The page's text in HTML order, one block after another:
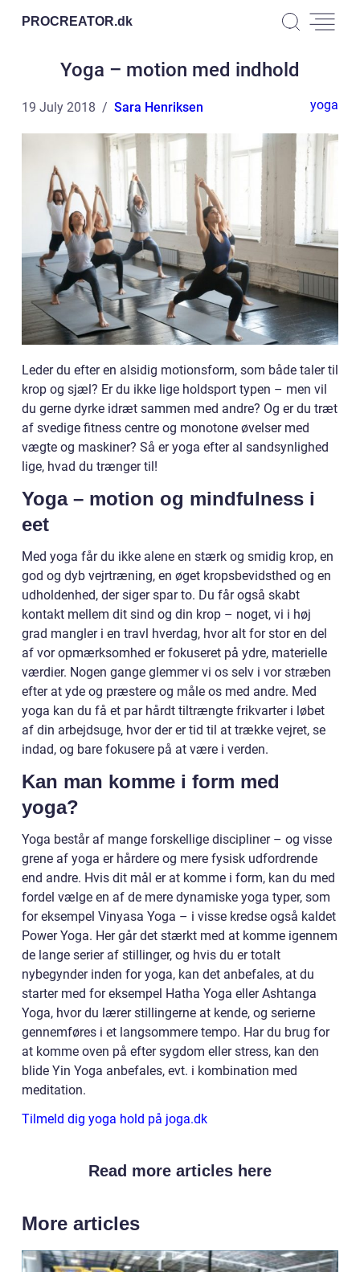
PROCREATOR.dk
Yoga – motion med indhold
19 July 2018 Sara Henriksen yoga
Leder du efter en alsidig motionsform, som både taler til
krop og sjæl? Er du ikke lige holdsport typen – men vil
du gerne dyrke idræt sammen med andre? Og er du træt
af svedige fitness centre og monotone øvelser med
vægte og maskiner? Så er yoga efter al sandsynlighed
lige, hvad du trænger til!
Yoga – motion og mindfulness i
eet
Med yoga får du ikke alene en stærk og smidig krop, en
god og dyb vejrtræning, en øget kropsbevidsthed og en
udholdenhed, der siger spar to. Du får også skabt
kontakt mellem dit sind og din krop – noget, vi i høj
grad mangler i en travl hverdag, hvor alt for stor en del
af vor opmærksomhed er fokuseret på ydre, materielle
værdier. Nogen gange glemmer vi os selv i vor stræben
efter at yde og præstere og måle os med andre. Med
yoga kan du få et par hårdt tiltrængte frikvarter i løbet
af din arbejdsuge, hvor der er tid til at trække vejret, se
indad, og bare fokusere på at være i verden.
Kan man komme i form med
yoga?
Yoga består af mange forskellige discipliner – og visse
grene af yoga er hårdere og mere fysisk udfordrende
end andre. Hvis dit mål er at komme i form, kan du med
fordel vælge en af de mere dynamiske yoga typer, som
for eksempel Vinyasa Yoga – i visse kredse også kaldet
Power Yoga. Her går det stærkt med at komme igennem
de lange serier af stillinger, og hvis du er totalt
nybegynder inden for yoga, kan det anbefales, at du
starter med for eksempel Hatha Yoga eller Ashtanga
Yoga, hvor du lærer stillingerne at kende, og serierne
gennemføres i et langsommere tempo. Har du brug for
at komme oven på efter sygdom eller stress, kan den
blide Yin Yoga anbefales, evt. i kombination med
meditation.
Tilmeld dig yoga hold på joga.dk
Read more articles here
More articles